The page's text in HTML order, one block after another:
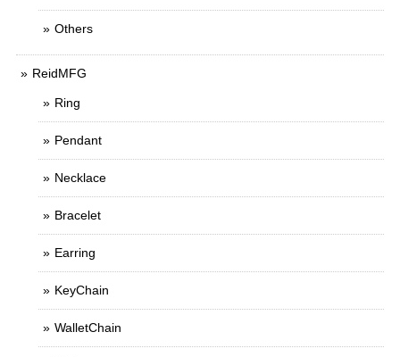
Others
ReidMFG
Ring
Pendant
Necklace
Bracelet
Earring
KeyChain
WalletChain